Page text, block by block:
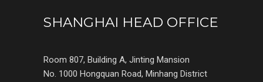
SHANGHAI HEAD OFFICE
Room 807, Building A, Jinting Mansion
No. 1000 Hongquan Road, Minhang District